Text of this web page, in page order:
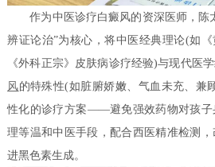
作为中医诊疗白癜风的资深医师，陈太
辨证论治”为核心，将中医经典理论(如《
《外科正宗》皮肤病诊疗经验)与现代医
风的特殊性(如脏腑娇嫩、气血未充、兼
性化的诊疗方案——避免强效药物对孩子
理等温和中医手段，配合西医精准检测
进黑色素生成。